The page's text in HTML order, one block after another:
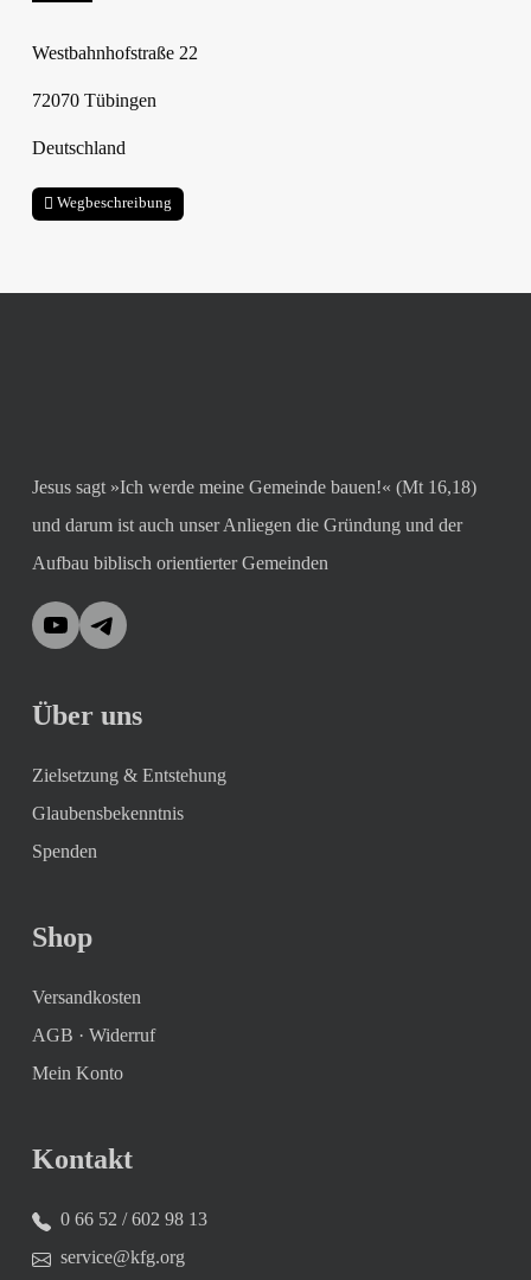
Westbahnhofstraße 22
72070 Tübingen
Deutschland
Wegbeschreibung
Jesus sagt »Ich werde meine Gemeinde bauen!« (Mt 16,18)
und darum ist auch unser Anliegen die Gründung und der
Aufbau biblisch orientierter Gemeinden
YouTubeTelegram
Über uns
Zielsetzung & Entstehung
Glaubensbekenntnis
Spenden
Shop
Versandkosten
AGB · Widerruf
Mein Konto
Kontakt
0 66 52 / 602 98 13
service@kfg.org